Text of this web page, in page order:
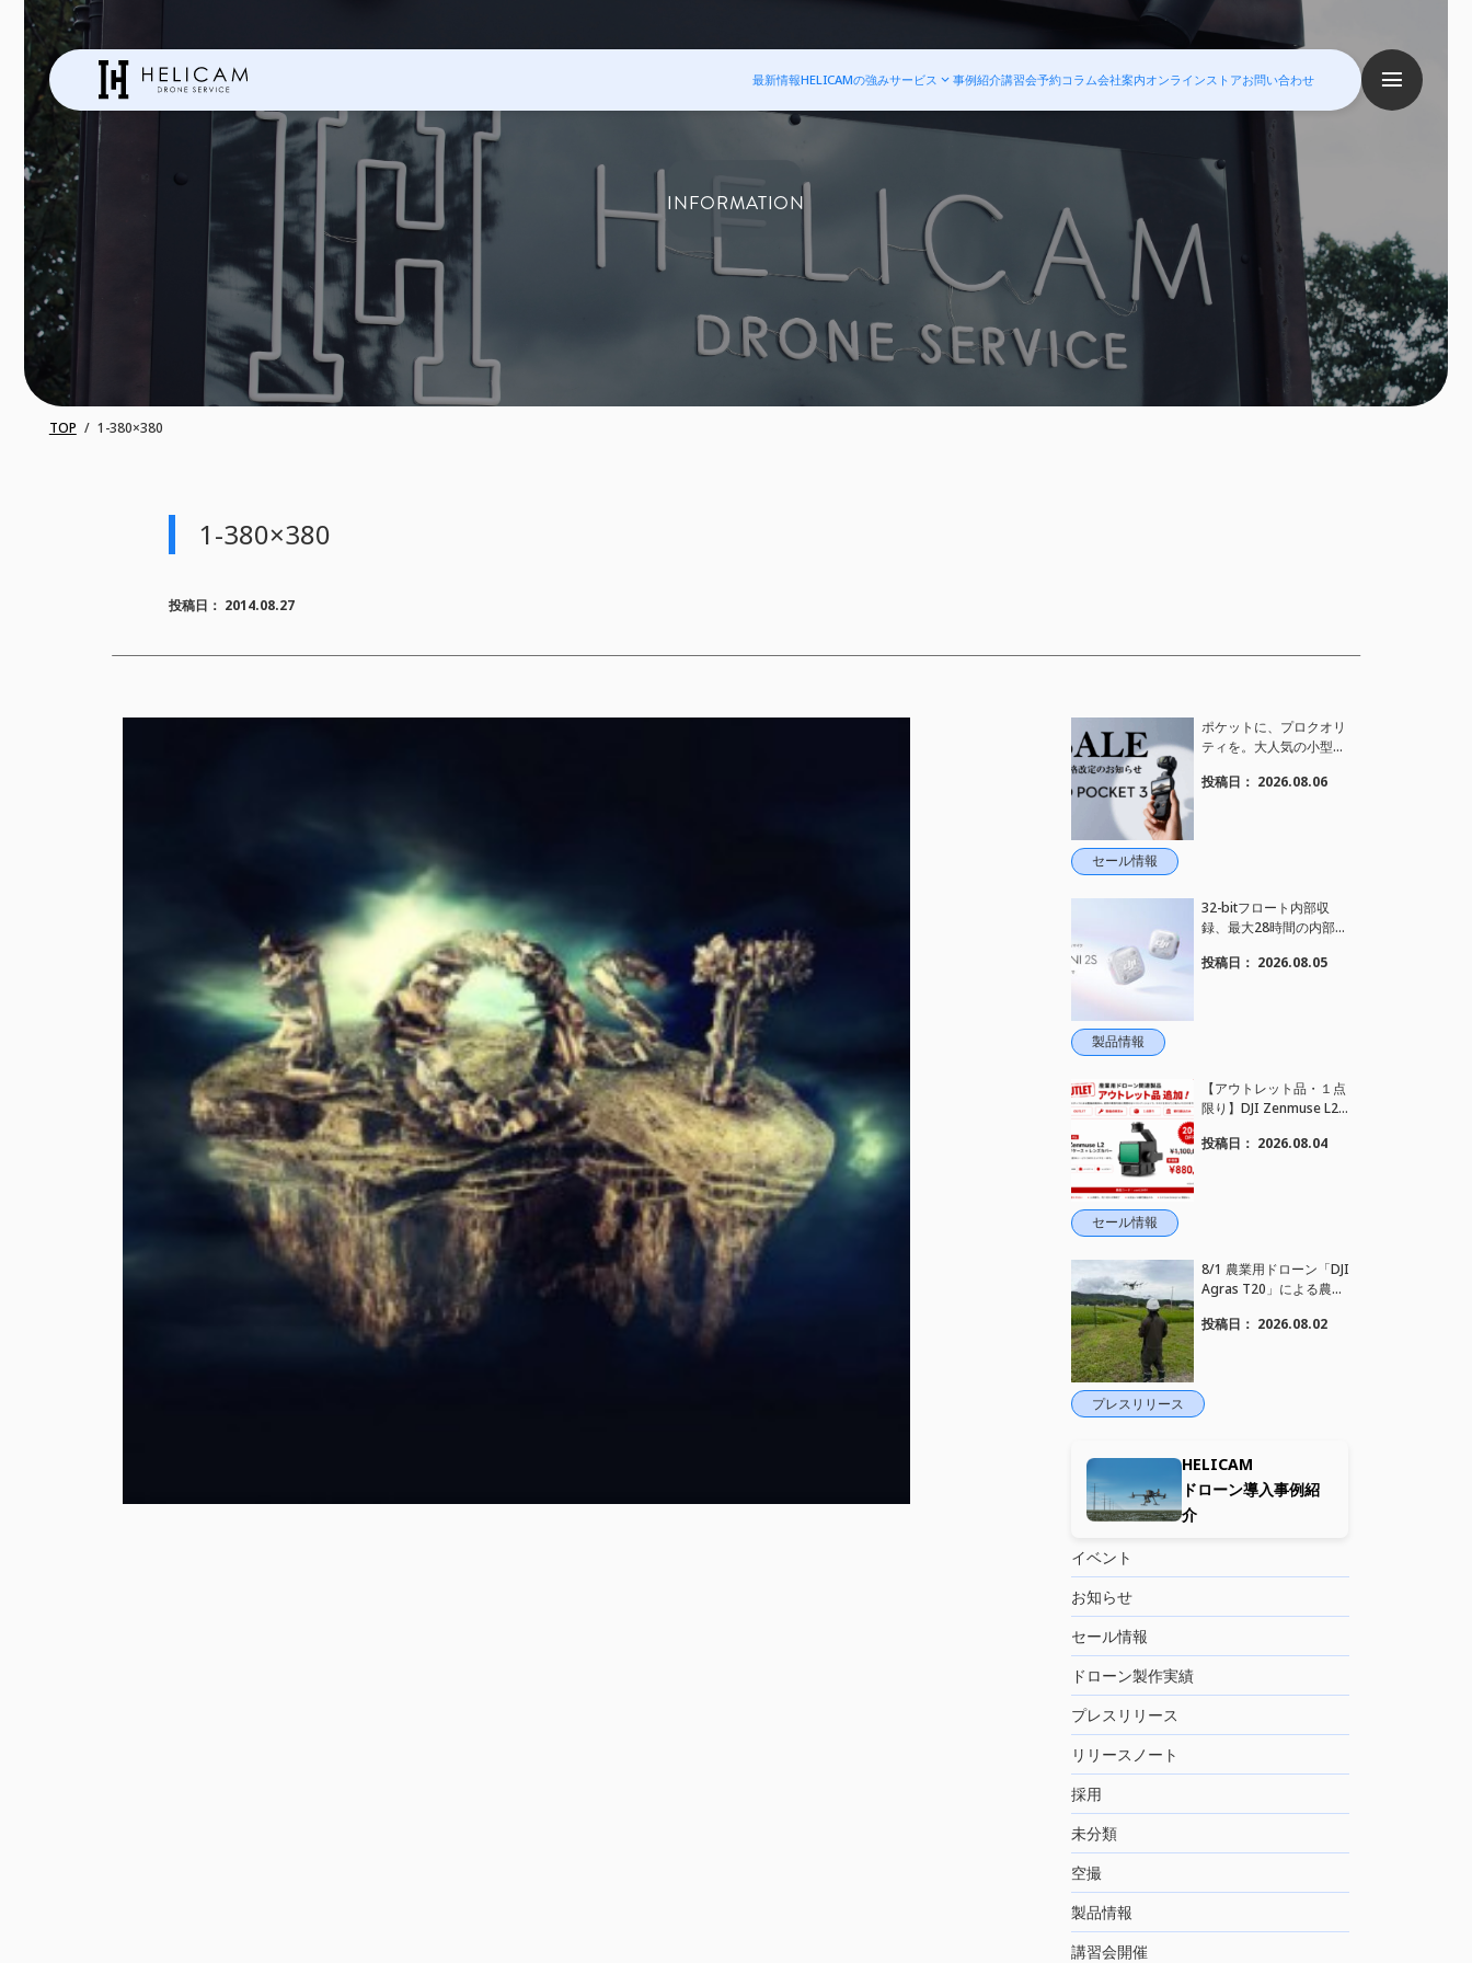
最新情報HELICAMの強みサービス 事例紹介講習会予約コラム会社案内オンラインストアお問い合わせ
INFORMATION
TOP 1-380×380
1-380×380
投稿日： 2014.08.27
セール情報
ポケットに、プロクオリ
ティを。大人気の小型カ
定価がさらにお値下げさ
投稿日： 2026.08.06
製品情報
32-bitフロート内部収
録、最大28時間の内部録
応、2段階AIノイズキャ
投稿日： 2026.08.05
セール情報
【アウトレット品・１点
限り】DJI Zenmuse L2
た。｜HELICAM STORE
投稿日： 2026.08.04
プレスリリース
8/1 農業用ドローン「DJI
Agras T20」による農薬
実施しました
投稿日： 2026.08.02
HELICAM
ドローン導入事例紹
介
イベント
お知らせ
セール情報
ドローン製作実績
プレスリリース
リリースノート
採用
未分類
空撮
製品情報
講習会開催